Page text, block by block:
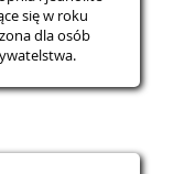
się w roku
dla osób